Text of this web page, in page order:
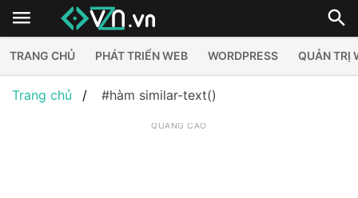
TRANG CHỦ PHÁT TRIỂN WEB WORDPRESS QUẢN TRỊ
Trang chủ #hàm similar-text()
QUẢNG CÁO